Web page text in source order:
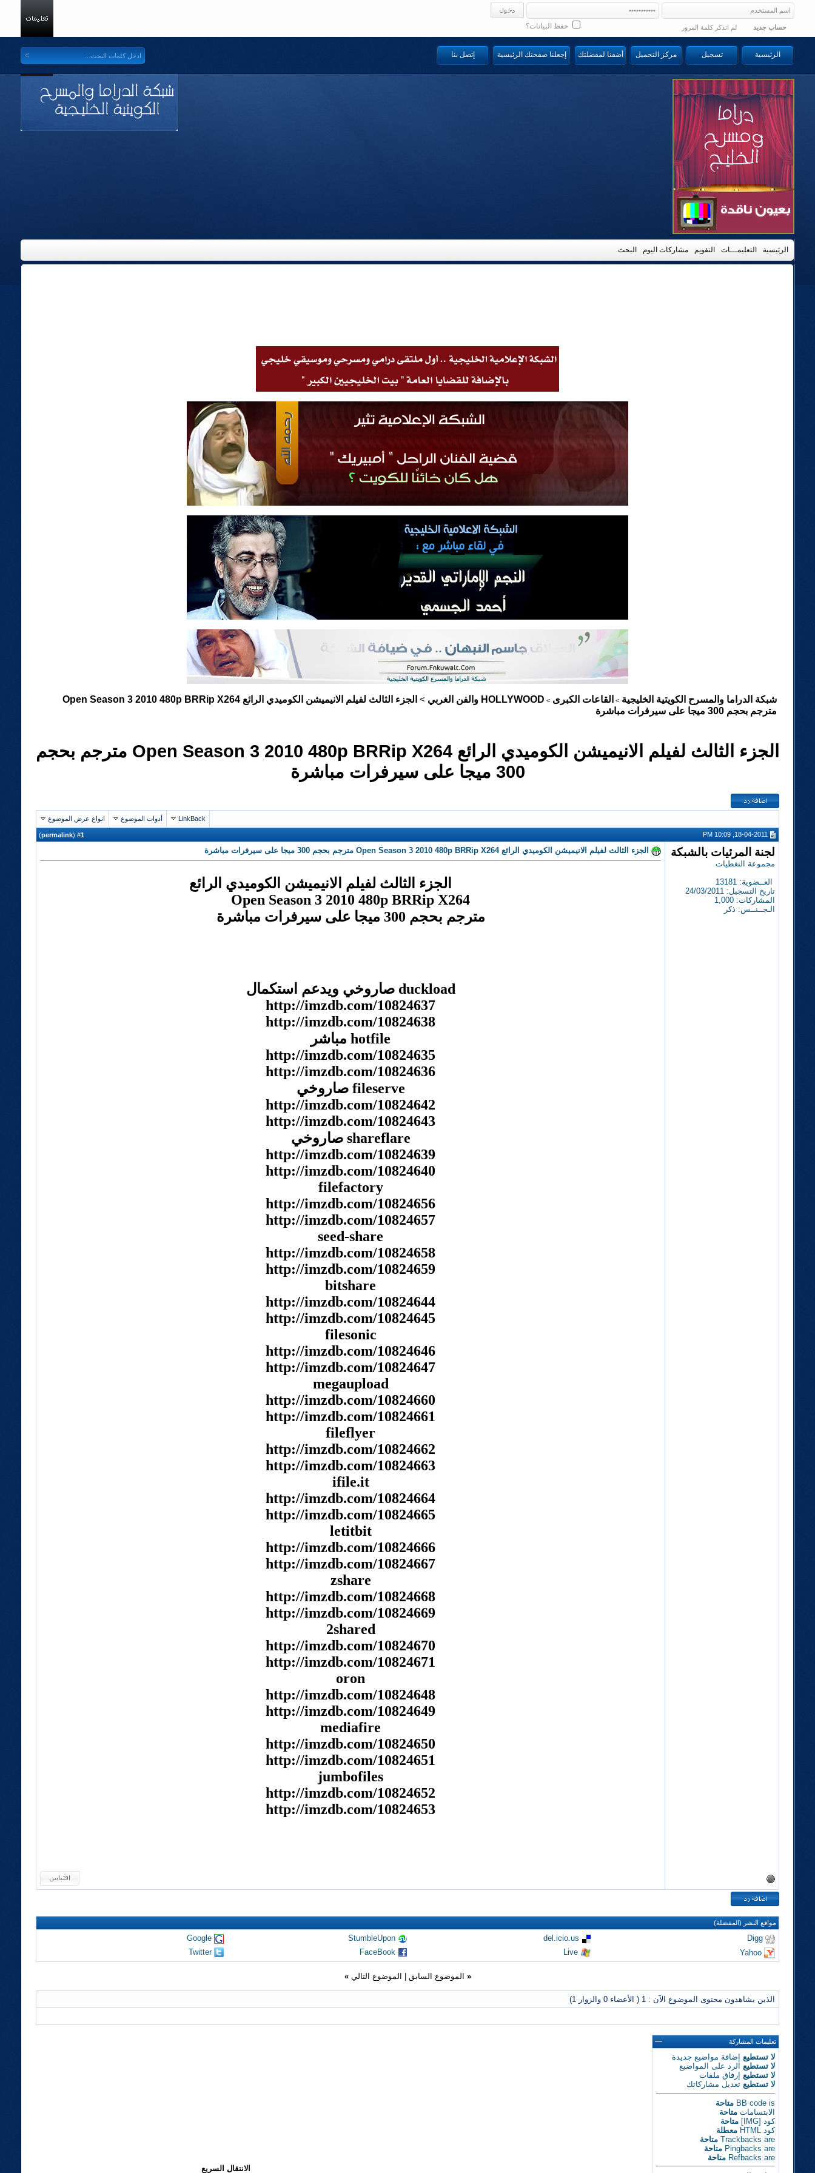
حفظ البيانات؟ حساب جديد لم اتذكر كلمة المرور
الرئيسية تسجيل مركز التحميل أضفنا لمفضلتك إجعلنا صفحتك الرئيسية إتصل بنا
الرئيسية التعليمـــات التقويم مشاركات اليوم البحث
شبكة الدراما والمسرح الكويتية الخليجية > القاعات الكبرى > HOLLYWOOD والفن الغربي >
الجزء الثالث لفيلم الانيميشن الكوميدي الرائع Open Season 3 2010 480p BRRip X264
مترجم بحجم 300 ميجا على سيرفرات مباشرة
الجزء الثالث لفيلم الانيميشن الكوميدي الرائع Open Season 3 2010 480p BRRip X264 مترجم بحجم
300 ميجا على سيرفرات مباشرة
LinkBack أدوات الموضوع انواع عرض الموضوع
18-04-2011, 10:09 PM
1
(
permalink
)
لجنة المرئيات بالشبكة
مجموعة التغطيات
العــضوية: 13181
تاريخ التسجيل: 24/03/2011
المشاركات: 1,000
الـجــنــس: ذكر
الجزء الثالث لفيلم الانيميشن الكوميدي الرائع Open Season 3 2010 480p BRRip X264 مترجم بحجم 300 ميجا على سيرفرات مباشرة
الجزء الثالث لفيلم الانيميشن الكوميدي الرائع
Open Season 3 2010 480p BRRip X264
مترجم بحجم 300 ميجا على سيرفرات مباشرة
duckload صاروخي ويدعم استكمال
http://imzdb.com/10824637
http://imzdb.com/10824638
hotfile مباشر
http://imzdb.com/10824635
http://imzdb.com/10824636
fileserve صاروخي
http://imzdb.com/10824642
http://imzdb.com/10824643
shareflare صاروخي
http://imzdb.com/10824639
http://imzdb.com/10824640
filefactory
http://imzdb.com/10824656
http://imzdb.com/10824657
seed-share
http://imzdb.com/10824658
http://imzdb.com/10824659
bitshare
http://imzdb.com/10824644
http://imzdb.com/10824645
filesonic
http://imzdb.com/10824646
http://imzdb.com/10824647
megaupload
http://imzdb.com/10824660
http://imzdb.com/10824661
fileflyer
http://imzdb.com/10824662
http://imzdb.com/10824663
ifile.it
http://imzdb.com/10824664
http://imzdb.com/10824665
letitbit
http://imzdb.com/10824666
http://imzdb.com/10824667
zshare
http://imzdb.com/10824668
http://imzdb.com/10824669
2shared
http://imzdb.com/10824670
http://imzdb.com/10824671
oron
http://imzdb.com/10824648
http://imzdb.com/10824649
mediafire
http://imzdb.com/10824650
http://imzdb.com/10824651
jumbofiles
http://imzdb.com/10824652
http://imzdb.com/10824653
مواقع النشر (المفضلة)
Digg
del.icio.us
StumbleUpon
Google
Yahoo
Live
FaceBook
Twitter
« الموضوع السابق الموضوع التالي »
الذين يشاهدون محتوى الموضوع الآن : 1 ( الأعضاء 0 والزوار 1)
تعليمات المشاركة
لا تستطيعإضافة مواضيع جديدة
لا تستطيعالرد على المواضيع
لا تستطيعإرفاق ملفات
لا تستطيعتعديل مشاركاتك
BB code is
متاحة
الابتسامات متاحة
كود [IMG]
متاحة
كود HTML
معطلة
Trackbacks are
متاحة
Pingbacks are
متاحة
Refbacks are متاحة
الانتقال السريع